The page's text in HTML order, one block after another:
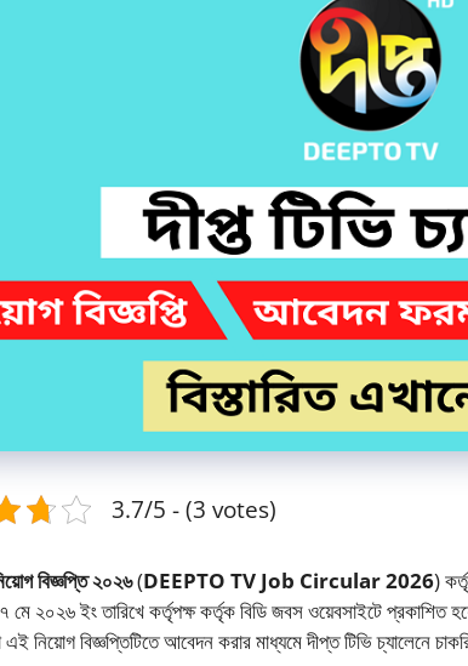
3.7/5 - (3 votes)
বিজ্ঞপ্তি ২০২৬(DEEPTO TV Job Circular 2026)
মে ২০২৬ ইং তারিখে কর্তৃপক্ষ কর্তৃক বিডি জবস ওয়েবসাইটে প্রকাশিত
নিয়োগ বিজ্ঞপ্তিটিতে আবেদন করার মাধ্যমে দীপ্ত টিভি চ্যালেনে